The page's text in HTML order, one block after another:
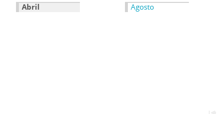
Abril
Agosto